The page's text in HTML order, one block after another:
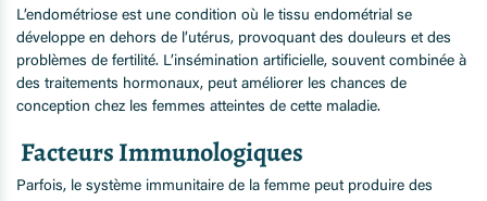
L’endométriose est une condition où le tissu endométrial se
développe en dehors de l’utérus, provoquant des douleurs et des
problèmes de fertilité. L’insémination artificielle, souvent combinée à
des traitements hormonaux, peut améliorer les chances de
conception chez les femmes atteintes de cette maladie.
Facteurs Immunologiques
Parfois, le système immunitaire de la femme peut produire des